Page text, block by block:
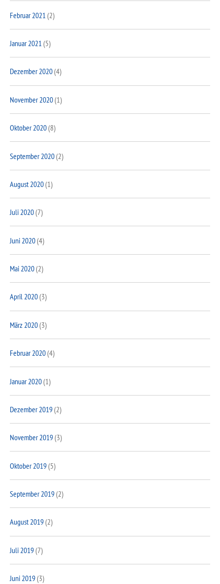
Februar 2021 (2)
Januar 2021(5)
Dezember 2020(4)
November 2020(1)
Oktober 2020(8)
September 2020(2)
August 2020(1)
Juli 2020(7)
Juni 2020(4)
Mai 2020(2)
April 2020(3)
März 2020(3)
Februar 2020(4)
Januar 2020(1)
Dezember 2019(2)
November 2019(3)
Oktober 2019(5)
September 2019(2)
August 2019(2)
Juli 2019(7)
Juni 2019(3)